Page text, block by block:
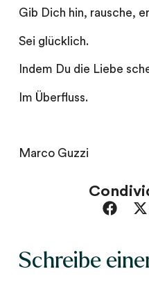
Gib Dich hin, rausche,
Sei glücklich.
Indem Du die Liebe
Im Überfluss.
Marco Guzzi
Schreibe